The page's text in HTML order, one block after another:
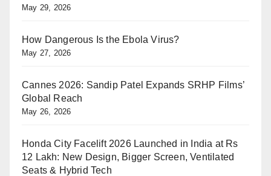
May 29, 2026
How Dangerous Is the Ebola Virus?
May 27, 2026
Cannes 2026: Sandip Patel Expands SRHP Films’
Global Reach
May 26, 2026
Honda City Facelift 2026 Launched in India at Rs
12 Lakh: New Design, Bigger Screen, Ventilated
Seats & Hybrid Tech